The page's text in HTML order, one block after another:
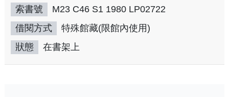
索書號
M23 C46 S1 1980 LP02722
借閱方式
特殊館藏(限館內使用)
狀態
在書架上